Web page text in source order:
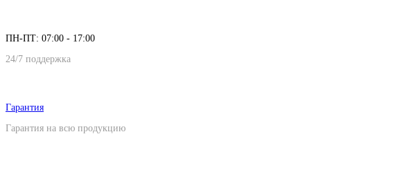
ПН-ПТ: 07:00 - 17:00
24/7 поддержка
Гарантия
Гарантия на всю продукцию